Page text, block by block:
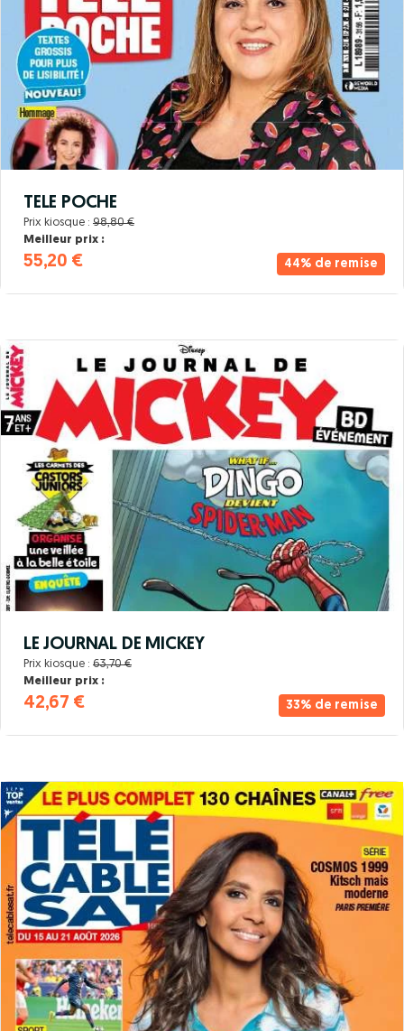
44% de remise
TELE POCHE
Prix kiosque : 98,80 €
Meilleur prix :
55,20 €
33% de remise
LE JOURNAL DE MICKEY
Prix kiosque : 63,70 €
Meilleur prix :
42,67 €